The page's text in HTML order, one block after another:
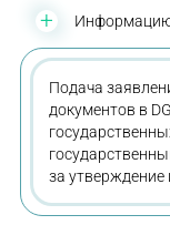
Информацию
Подача
документов в
за